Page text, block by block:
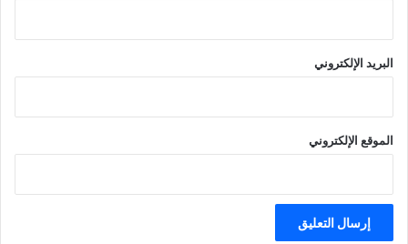
البريد الإلكتروني
الموقع الإلكتروني